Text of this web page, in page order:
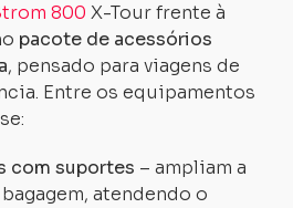
800 X-Tour frente à
pacote de acessórios
, pensado para viagens de
Entre os equipamentos
com suportes – ampliam a
atendendo o